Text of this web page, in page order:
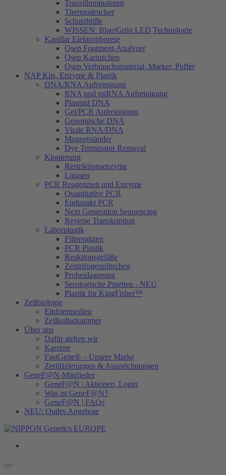
Transilluminatoren
Thermodrucker
Schutzbrille
WISSEN: Blau/Grün LED Technologie
Kapillar Elektrophorese
Qsep Fragment-Analyzer
Qsep Kartuschen
Qsep Verbrauchsmaterial, Marker, Puffer
NAP Kits, Enzyme & Plastik
DNA/RNA Aufreinigung
RNA und miRNA Aufreinigung
Plasmid DNA
Gel/PCR Aufreinigung
Genomische DNA
Virale RNA/DNA
Magnetständer
Dye Terminator Removal
Klonierung
Restriktionsenzyme
Ligasen
PCR Reagenzien und Enzyme
Quantitative PCR
Endpunkt PCR
Next Generation Sequencing
Reverse Transkription
Laborplastik
Filterspitzen
PCR Plastik
Reaktionsgefäße
Zentrifugenröhrchen
Probenlagerung
Serologische Pipetten - NEU
Plastik für KingFisher™
Zellbiologie
Einfriermedien
Zellkulturkammer
Über uns
Dafür stehen wir
Karriere
FastGene® – Unsere Marke
Zertifizierungen & Auszeichnungen
GeneF@N-Mitglieder
GeneF@N | Aktionen, Login
Was ist GeneF@N?
GeneF@N | FAQs
NEU: Outlet-Angebote